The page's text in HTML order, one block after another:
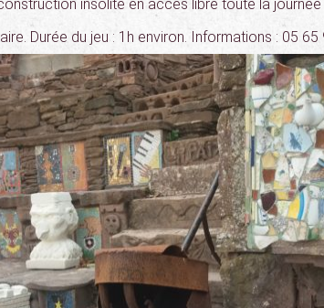
insolite en accès libre toute la journée
Durée du jeu : 1h environ. Informations : 05 65